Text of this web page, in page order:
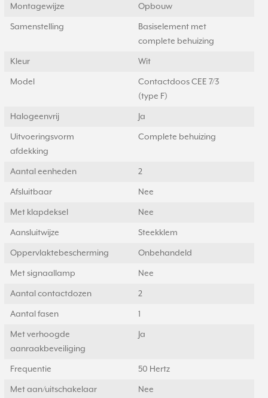
Montagewijze Opbouw
Samenstelling
Basiselement met
complete behuizing
Kleur Wit
Model
Contactdoos CEE 7/3
(type F)
Halogeenvrij Ja
Uitvoeringsvorm
afdekking
Complete behuizing
Aantal eenheden 2
Afsluitbaar Nee
Met klapdeksel Nee
Aansluitwijze Steekklem
Oppervlaktebescherming Onbehandeld
Met signaallamp Nee
Aantal contactdozen 2
Aantal fasen 1
Met verhoogde
aanraakbeveiliging
Ja
Frequentie 50 Hertz
Met aan/uitschakelaar Nee